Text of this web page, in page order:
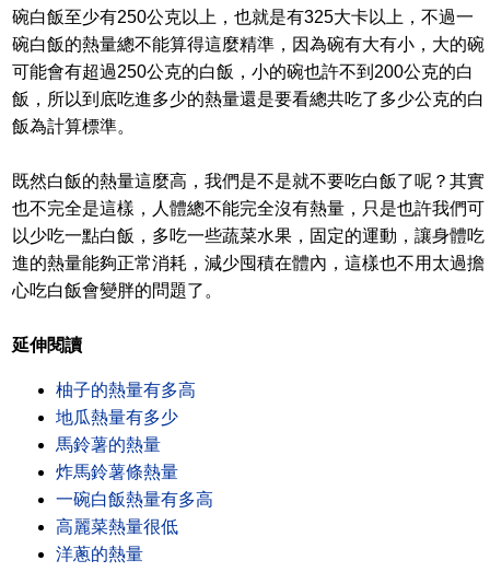
碗白飯至少有250公克以上，也就是有325大卡以上，不過一
碗白飯的熱量總不能算得這麼精準，因為碗有大有小，大的碗
可能會有超過250公克的白飯，小的碗也許不到200公克的白
飯，所以到底吃進多少的熱量還是要看總共吃了多少公克的白
飯為計算標準。
既然白飯的熱量這麼高，我們是不是就不要吃白飯了呢？其實
也不完全是這樣，人體總不能完全沒有熱量，只是也許我們可
以少吃一點白飯，多吃一些蔬菜水果，固定的運動，讓身體吃
進的熱量能夠正常消耗，減少囤積在體內，這樣也不用太過擔
心吃白飯會變胖的問題了。
延伸閱讀
柚子的熱量有多高
地瓜熱量有多少
馬鈴薯的熱量
炸馬鈴薯條熱量
一碗白飯熱量有多高
高麗菜熱量很低
洋蔥的熱量